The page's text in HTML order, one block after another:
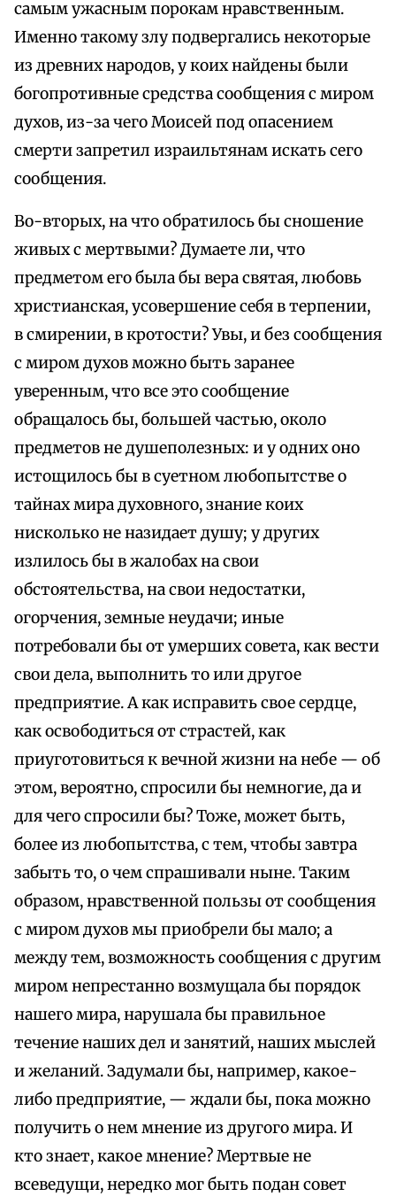
самым ужасным порокам нравственным.
Именно такому злу подвергались некоторые
из древних народов, у коих найдены были
богопротивные средства сообщения с миром
духов, из-за чего Моисей под опасением
смерти запретил израильтянам искать сего
сообщения.
Во-вторых, на что обратилось бы сношение
живых с мертвыми? Думаете ли, что
предметом его была бы вера святая, любовь
христианская, усовершение себя в терпении,
в смирении, в кротости? Увы, и без сообщения
с миром духов можно быть заранее
уверенным, что все это сообщение
обращалось бы, большей частью, около
предметов не душеполезных: и у одних оно
истощилось бы в суетном любопытстве о
тайнах мира духовного, знание коих
нисколько не назидает душу; у других
излилось бы в жалобах на свои
обстоятельства, на свои недостатки,
огорчения, земные неудачи; иные
потребовали бы от умерших совета, как вести
свои дела, выполнить то или другое
предприятие. А как исправить свое сердце,
как освободиться от страстей, как
приуготовиться к вечной жизни на небе — об
этом, вероятно, спросили бы немногие, да и
для чего спросили бы? Тоже, может быть,
более из любопытства, с тем, чтобы завтра
забыть то, о чем спрашивали ныне. Таким
образом, нравственной пользы от сообщения
с миром духов мы приобрели бы мало; а
между тем, возможность сообщения с другим
миром непрестанно возмущала бы порядок
нашего мира, нарушала бы правильное
течение наших дел и занятий, наших мыслей
и желаний. Задумали бы, например, какое-
либо предприятие, — ждали бы, пока можно
получить о нем мнение из другого мира. И
кто знает, какое мнение? Мертвые не
всеведущи, нередко мог быть подан совет